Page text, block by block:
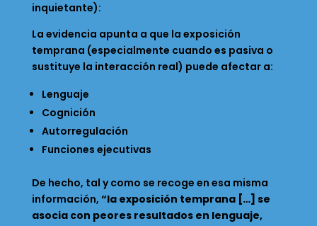
inquietante):
La evidencia apunta a que la exposición
temprana (especialmente cuando es pasiva o
sustituye la interacción real) puede afectar a:
Lenguaje
Cognición
Autorregulación
Funciones ejecutivas
De hecho, tal y como se recoge en esa misma
información, “la exposición temprana […] se
asocia con peores resultados en lenguaje,